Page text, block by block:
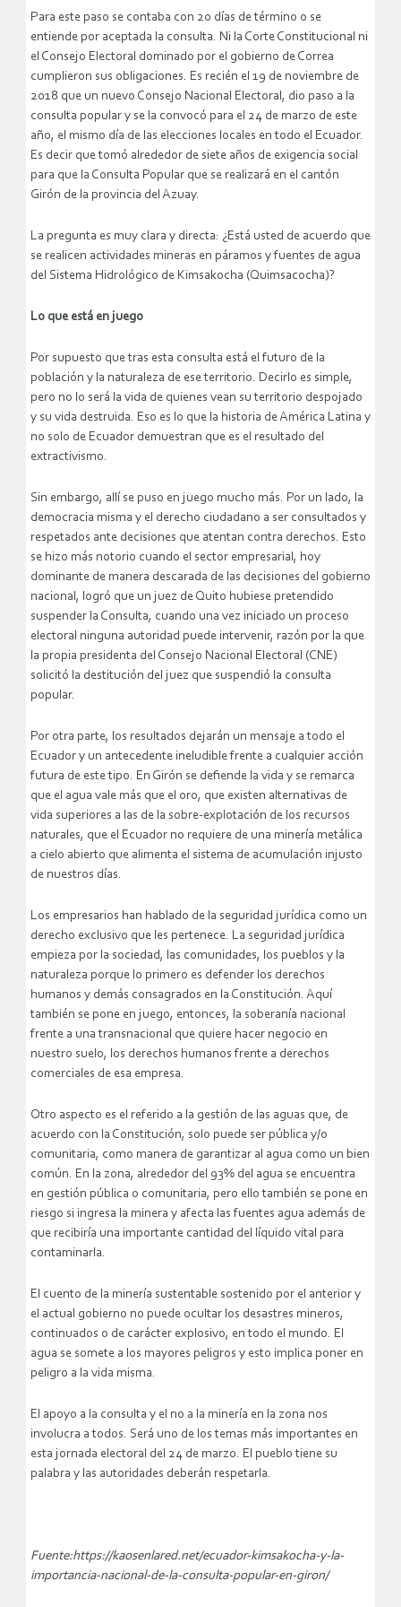
Para este paso se contaba con 20 días de término o se
entiende por aceptada la consulta. Ni la Corte Constitucional ni
el Consejo Electoral dominado por el gobierno de Correa
cumplieron sus obligaciones. Es recién el 19 de noviembre de
2018 que un nuevo Consejo Nacional Electoral, dio paso a la
consulta popular y se la convocó para el 24 de marzo de este
año, el mismo día de las elecciones locales en todo el Ecuador.
Es decir que tomó alrededor de siete años de exigencia social
para que la Consulta Popular que se realizará en el cantón
Girón de la provincia del Azuay.
La pregunta es muy clara y directa: ¿Está usted de acuerdo que
se realicen actividades mineras en páramos y fuentes de agua
del Sistema Hidrológico de Kimsakocha (Quimsacocha)?
Lo que está en juego
Por supuesto que tras esta consulta está el futuro de la
población y la naturaleza de ese territorio. Decirlo es simple,
pero no lo será la vida de quienes vean su territorio despojado
y su vida destruida. Eso es lo que la historia de América Latina y
no solo de Ecuador demuestran que es el resultado del
extractivismo.
Sin embargo, allí se puso en juego mucho más. Por un lado, la
democracia misma y el derecho ciudadano a ser consultados y
respetados ante decisiones que atentan contra derechos. Esto
se hizo más notorio cuando el sector empresarial, hoy
dominante de manera descarada de las decisiones del gobierno
nacional, logró que un juez de Quito hubiese pretendido
suspender la Consulta, cuando una vez iniciado un proceso
electoral ninguna autoridad puede intervenir, razón por la que
la propia presidenta del Consejo Nacional Electoral (CNE)
solicitó la destitución del juez que suspendió la consulta
popular.
Por otra parte, los resultados dejarán un mensaje a todo el
Ecuador y un antecedente ineludible frente a cualquier acción
futura de este tipo. En Girón se defiende la vida y se remarca
que el agua vale más que el oro, que existen alternativas de
vida superiores a las de la sobre-explotación de los recursos
naturales, que el Ecuador no requiere de una minería metálica
a cielo abierto que alimenta el sistema de acumulación injusto
de nuestros días.
Los empresarios han hablado de la seguridad jurídica como un
derecho exclusivo que les pertenece. La seguridad jurídica
empieza por la sociedad, las comunidades, los pueblos y la
naturaleza porque lo primero es defender los derechos
humanos y demás consagrados en la Constitución. Aquí
también se pone en juego, entonces, la soberanía nacional
frente a una transnacional que quiere hacer negocio en
nuestro suelo, los derechos humanos frente a derechos
comerciales de esa empresa.
Otro aspecto es el referido a la gestión de las aguas que, de
acuerdo con la Constitución, solo puede ser pública y/o
comunitaria, como manera de garantizar al agua como un bien
común. En la zona, alrededor del 93% del agua se encuentra
en gestión pública o comunitaria, pero ello también se pone en
riesgo si ingresa la minera y afecta las fuentes agua además de
que recibiría una importante cantidad del líquido vital para
contaminarla.
El cuento de la minería sustentable sostenido por el anterior y
el actual gobierno no puede ocultar los desastres mineros,
continuados o de carácter explosivo, en todo el mundo. El
agua se somete a los mayores peligros y esto implica poner en
peligro a la vida misma.
El apoyo a la consulta y el no a la minería en la zona nos
involucra a todos. Será uno de los temas más importantes en
esta jornada electoral del 24 de marzo. El pueblo tiene su
palabra y las autoridades deberán respetarla.
Fuente:https://kaosenlared.net/ecuador-kimsakocha-y-la-
importancia-nacional-de-la-consulta-popular-en-giron/